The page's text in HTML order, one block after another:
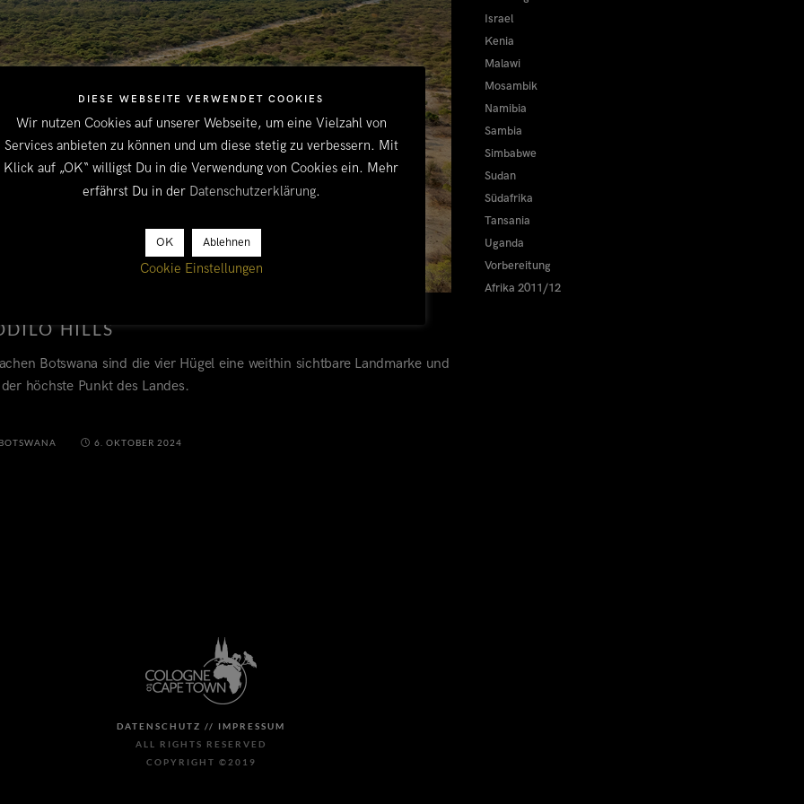
HILLS
Botswana sind die vier Hügel eine weithin sichtbare Landmarke und
höchste Punkt des Landes.
BOTSWANA 6. OKTOBER 2024
Israel
Kenia
Malawi
Mosambik
Namibia
Sambia
Simbabwe
Sudan
Südafrika
Tansania
Uganda
Vorbereitung
Afrika 2011/12
DATENSCHUTZ // IMPRESSUM
ALL RIGHTS RESERVED
COPYRIGHT ©2019
DIESE WEBSEITE VERWENDET COOKIES
Wir nutzen Cookies auf unserer Webseite, um eine Vielzahl von
Services anbieten zu können und um diese stetig zu verbessern. Mit
Klick auf „OK“ willigst Du in die Verwendung von Cookies ein. Mehr
erfährst Du in der Datenschutzerklärung.
OK Ablehnen
Cookie Einstellungen